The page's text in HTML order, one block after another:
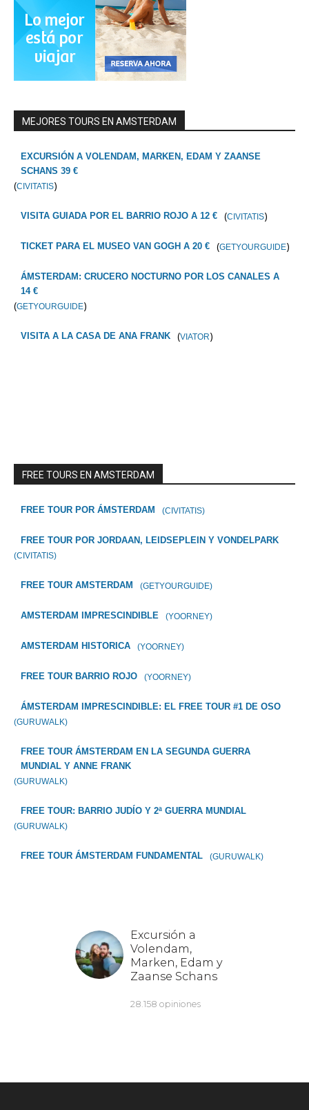
MEJORES TOURS EN AMSTERDAM
EXCURSIÓN A VOLENDAM, MARKEN, EDAM Y ZAANSE
SCHANS 39 €
(CIVITATIS)
VISITA GUIADA POR EL BARRIO ROJO A 12 € (CIVITATIS)
TICKET PARA EL MUSEO VAN GOGH A 20 € (GETYOURGUIDE)
ÁMSTERDAM: CRUCERO NOCTURNO POR LOS CANALES A
14 €
(GETYOURGUIDE)
VISITA A LA CASA DE ANA FRANK (VIATOR)
FREE TOURS EN AMSTERDAM
FREE TOUR POR ÁMSTERDAM (CIVITATIS)
FREE TOUR POR JORDAAN, LEIDSEPLEIN Y VONDELPARK
(CIVITATIS)
FREE TOUR AMSTERDAM (GETYOURGUIDE)
AMSTERDAM IMPRESCINDIBLE (YOORNEY)
AMSTERDAM HISTORICA (YOORNEY)
FREE TOUR BARRIO ROJO (YOORNEY)
ÁMSTERDAM IMPRESCINDIBLE: EL FREE TOUR #1 DE OSO
(GURUWALK)
FREE TOUR ÁMSTERDAM EN LA SEGUNDA GUERRA
MUNDIAL Y ANNE FRANK
(GURUWALK)
FREE TOUR: BARRIO JUDÍO Y 2ª GUERRA MUNDIAL
(GURUWALK)
FREE TOUR ÁMSTERDAM FUNDAMENTAL (GURUWALK)